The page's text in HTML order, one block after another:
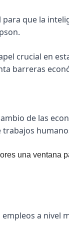
para que la
crucial en
barreras
de las
una ventana
a nivel